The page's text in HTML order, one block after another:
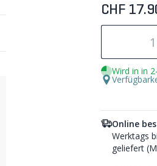
CHF
Wird in in
Online
Werktags
geliefert